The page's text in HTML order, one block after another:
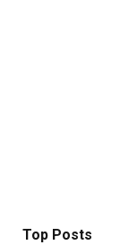
Top Posts